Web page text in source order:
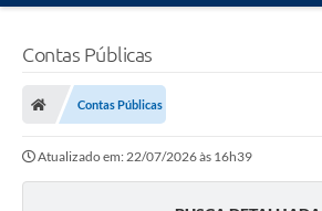
Licitações
Transparência
Contas Públicas
Contas Públicas
Atualizado em: 22/07/2026 às 16h39